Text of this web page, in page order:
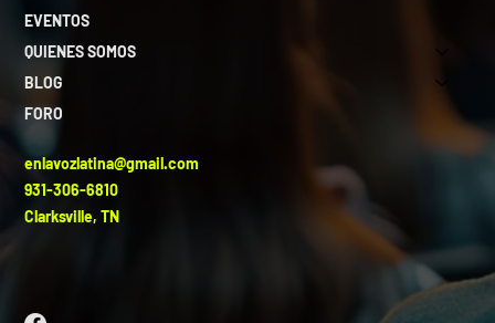
EVENTOS
QUIENES SOMOS
BLOG
FORO
enlavozlatina@gmail.com
931-306-6810
Clarksville, TN